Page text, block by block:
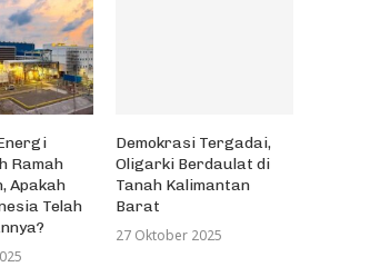
Ramah
Apakah
Telah
Demokrasi Tergadai,
Oligarki Berdaulat di
Tanah Kalimantan
Barat
27 Oktober 2025